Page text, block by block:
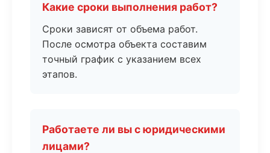
Какие сроки выполнения работ?
Сроки зависят от объема работ.
После осмотра объекта составим
точный график с указанием всех
этапов.
Работаете ли вы с юридическими
лицами?